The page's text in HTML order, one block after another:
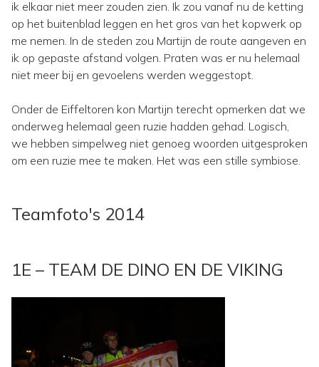
ik elkaar niet meer zouden zien. Ik zou vanaf nu de ketting
op het buitenblad leggen en het gros van het kopwerk op
me nemen. In de steden zou Martijn de route aangeven en
ik op gepaste afstand volgen. Praten was er nu helemaal
niet meer bij en gevoelens werden weggestopt.
Onder de Eiffeltoren kon Martijn terecht opmerken dat we
onderweg helemaal geen ruzie hadden gehad. Logisch,
we hebben simpelweg niet genoeg woorden uitgesproken
om een ruzie mee te maken. Het was een stille symbiose.
Teamfoto's 2014
1E – TEAM DE DINO EN DE VIKING